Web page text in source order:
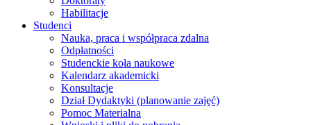
Habilitacje
Studenci
Nauka, praca i współpraca zdalna
Odpłatności
Studenckie koła naukowe
Kalendarz akademicki
Konsultacje
Dział Dydaktyki (planowanie zajęć)
Pomoc Materialna